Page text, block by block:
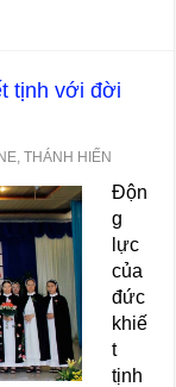
tịnh với đời
,THÁNH HIẾN
Độn
g
lực
của
đức
khiế
t
tịnh